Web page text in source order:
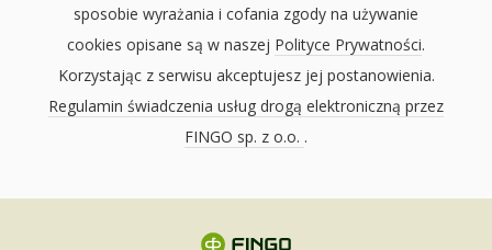
sposobie wyrażania i cofania zgody na używanie
cookies opisane są w naszej Polityce Prywatności.
Korzystając z serwisu akceptujesz jej postanowienia.
Regulamin świadczenia usług drogą elektroniczną przez
FINGO sp. z o.o. .